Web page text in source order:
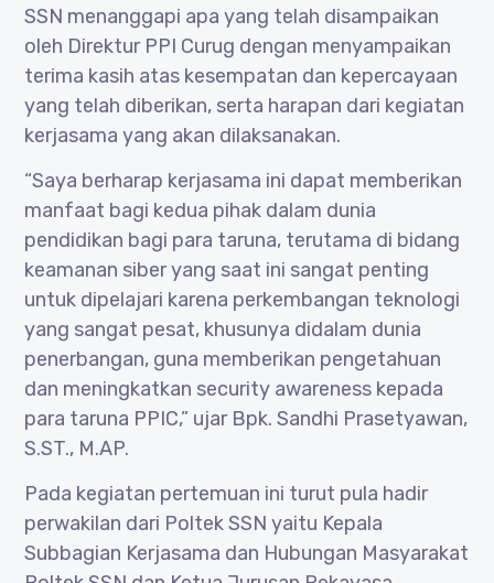
SSN menanggapi apa yang telah disampaikan
oleh Direktur PPI Curug dengan menyampaikan
terima kasih atas kesempatan dan kepercayaan
yang telah diberikan, serta harapan dari kegiatan
kerjasama yang akan dilaksanakan.
“Saya berharap kerjasama ini dapat memberikan
manfaat bagi kedua pihak dalam dunia
pendidikan bagi para taruna, terutama di bidang
keamanan siber yang saat ini sangat penting
untuk dipelajari karena perkembangan teknologi
yang sangat pesat, khusunya didalam dunia
penerbangan, guna memberikan pengetahuan
dan meningkatkan security awareness kepada
para taruna PPIC,” ujar Bpk. Sandhi Prasetyawan,
S.ST., M.AP.
Pada kegiatan pertemuan ini turut pula hadir
perwakilan dari Poltek SSN yaitu Kepala
Subbagian Kerjasama dan Hubungan Masyarakat